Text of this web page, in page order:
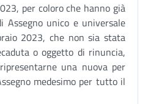
per coloro che hanno già
Assegno unico e universale
2023, che non sia stata
o oggetto di rinuncia,
una nuova per
medesimo per tutto il